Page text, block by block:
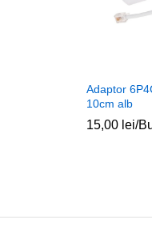
Adaptor
10cm alb
15,00 lei/